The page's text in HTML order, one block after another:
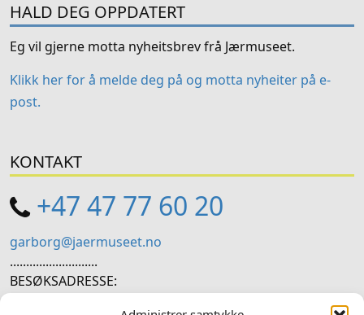
HALD DEG OPPDATERT
Eg vil gjerne motta nyheitsbrev frå Jærmuseet.
Klikk her for å melde deg på og motta nyheiter på e-
post.
KONTAKT
+47 47 77 60 20
garborg@jaermuseet.no
...........................
BESØKSADRESSE: